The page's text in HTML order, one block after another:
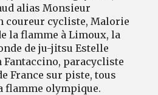
alias Monsieur
coureur cycliste, Malorie
la flamme à Limoux, la
de ju-jitsu Estelle
Fantaccino, paracycliste
France sur piste, tous
flamme olympique.